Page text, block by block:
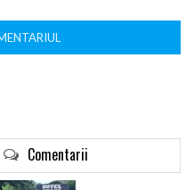
Comentarii